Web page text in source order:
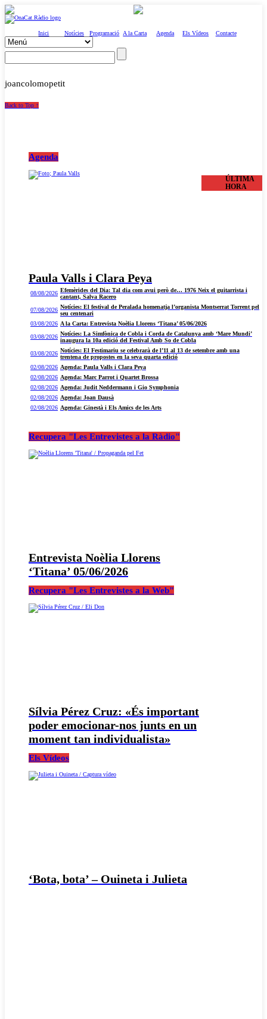
Inici Notícies Programació A la Carta Agenda Els Vídeos Contacte
joancolomopetit
Back to Top ↑
Agenda
Paula Valls i Clara Peya
ÚLTIMA
HORA
08/08/2026 Efemèrides del Dia: Tal dia com avui però de… 1976 Neix el guitarrista i
cantant, Salva Racero
07/08/2026 Notícies: El festival de Peralada homenatja l’organista Montserrat Torrent pel
seu centenari
03/08/2026 A la Carta: Entrevista Noèlia Llorens ‘Titana’ 05/06/2026
03/08/2026 Notícies: La Simfònica de Cobla i Corda de Catalunya amb ‘Mare Mundi’
inaugura la 10a edició del Festival Amb So de Cobla
03/08/2026 Notícies: El Festimariu se celebrarà de l’11 al 13 de setembre amb una
trentena de propostes en la seva quarta edició
02/08/2026 Agenda: Paula Valls i Clara Peya
02/08/2026 Agenda: Marc Parrot i Quartet Brossa
02/08/2026 Agenda: Judit Neddermann i Gio Symphonia
02/08/2026 Agenda: Joan Dausà
02/08/2026 Agenda: Ginestà i Els Amics de les Arts
Recupera "Les Entrevistes a la Ràdio"
Entrevista Noèlia Llorens
‘Titana’ 05/06/2026
Recupera "Les Entrevistes a la Web"
Sílvia Pérez Cruz: «És important
poder emocionar-nos junts en un
moment tan individualista»
Els Vídeos
‘Bota, bota’ – Ouineta i Julieta